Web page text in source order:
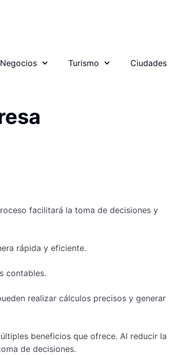
Negocios Turismo Ciudades
facilitará la toma de decisiones y
rápida y eficiente.
contables.
realizar cálculos precisos y generar
beneficios que ofrece. Al reducir la
de decisiones.